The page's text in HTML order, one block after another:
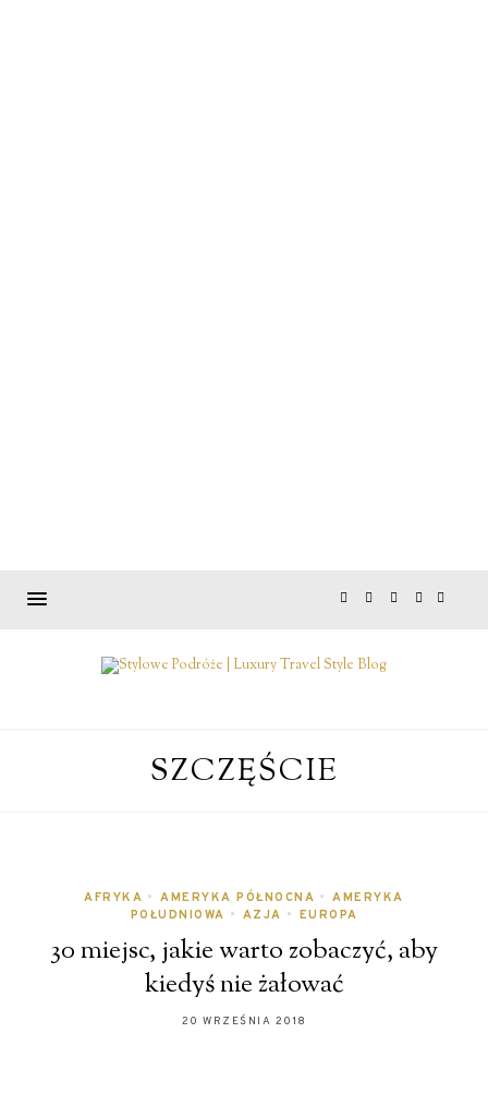
SZCZĘŚCIE
AFRYKA • AMERYKA PÓŁNOCNA • AMERYKA
POŁUDNIOWA • AZJA • EUROPA
30 miejsc, jakie warto zobaczyć, aby
kiedyś nie żałować
20 WRZEŚNIA 2018